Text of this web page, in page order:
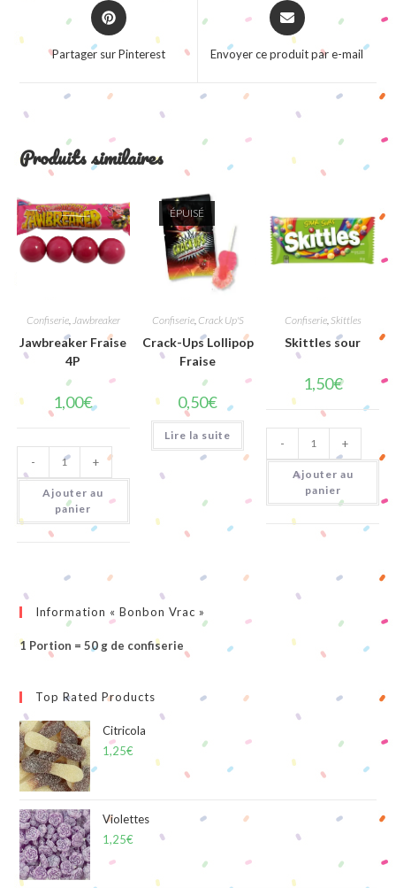
Opens
in
a
Partager sur Pinterest
Opens
in
new
Envoyer ce produit par e-mail
Produits similaires
Confiserie, Jawbreaker
Jawbreaker Fraise
4P
1,00€
quantité
de
Jawbreaker
Fraise
4P
- +
Ajouter au
panier
ÉPUISÉ
Confiserie, Crack Up'S
Crack-Ups Lollipop
Fraise
0,50€
Lire la suite
Confiserie, Skittles
Skittles sour
1,50€
quantité
de
Skittles
sour
- +
Ajouter au
panier
Information « Bonbon Vrac »
1 Portion = 50 g de confiserie
Top Rated Products
Citricola
1,25€
Violettes
1,25€